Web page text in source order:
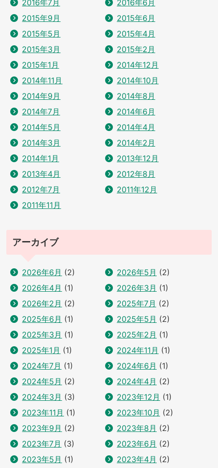
2016年7月
2016年6月
2015年9月
2015年6月
2015年5月
2015年4月
2015年3月
2015年2月
2015年1月
2014年12月
2014年11月
2014年10月
2014年9月
2014年8月
2014年7月
2014年6月
2014年5月
2014年4月
2014年3月
2014年2月
2014年1月
2013年12月
2013年4月
2012年8月
2012年7月
2011年12月
2011年11月
アーカイブ
2026年6月 (2) 2026年5月 (2)
2026年4月 (1) 2026年3月 (1)
2026年2月 (2) 2025年7月 (2)
2025年6月 (1) 2025年5月 (2)
2025年3月 (1) 2025年2月 (1)
2025年1月 (1) 2024年11月 (1)
2024年7月 (1) 2024年6月 (1)
2024年5月 (2) 2024年4月 (2)
2024年3月 (3) 2023年12月 (1)
2023年11月 (1) 2023年10月 (2)
2023年9月 (2) 2023年8月 (2)
2023年7月 (3) 2023年6月 (2)
2023年5月 (1) 2023年4月 (2)